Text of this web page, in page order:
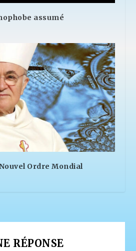
assumé
Ordre Mondial
RÉPONSE